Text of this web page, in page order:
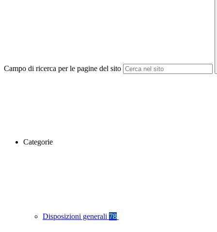
Campo di ricerca per le pagine del sito
Categorie
Disposizioni generali 78